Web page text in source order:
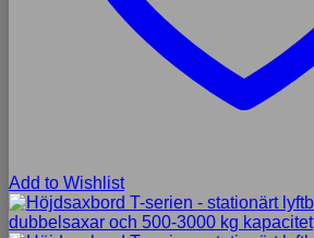
Add to Wishlist